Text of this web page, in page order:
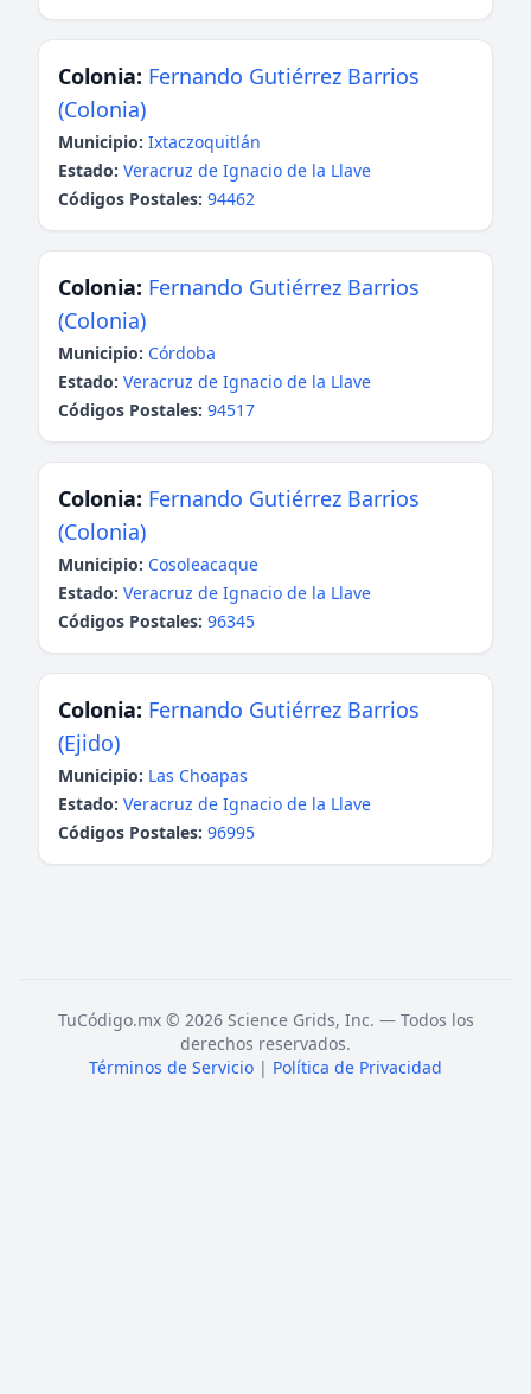
Colonia: Fernando Gutiérrez Barrios
(Colonia)
Municipio: Ixtaczoquitlán
Estado: Veracruz de Ignacio de la Llave
Códigos Postales: 94462
Colonia: Fernando Gutiérrez Barrios
(Colonia)
Municipio: Córdoba
Estado: Veracruz de Ignacio de la Llave
Códigos Postales: 94517
Colonia: Fernando Gutiérrez Barrios
(Colonia)
Municipio: Cosoleacaque
Estado: Veracruz de Ignacio de la Llave
Códigos Postales: 96345
Colonia: Fernando Gutiérrez Barrios
(Ejido)
Municipio: Las Choapas
Estado: Veracruz de Ignacio de la Llave
Códigos Postales: 96995
TuCódigo.mx © 2026 Science Grids, Inc. — Todos los
derechos reservados.
Términos de Servicio | Política de Privacidad